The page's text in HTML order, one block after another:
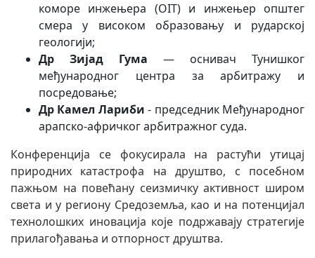
коморе инжењера (OIT) и инжењер општег
смера у високом образовању и рударској
геологији;
Др Зијад Гума — оснивач Тунишког
међународног центра за арбитражу и
посредовање;
Др Камел Лариби - председник Међународног
арапско-афричког арбитражног суда.
Конференција се фокусирала на растући утицај
природних катастрофа на друштво, с посебном
пажњом на повећану сеизмичку активност широм
света и у региону Средоземља, као и на потенцијал
технолошких иновација које подржавају стратегије
прилагођавања и отпорност друштва.